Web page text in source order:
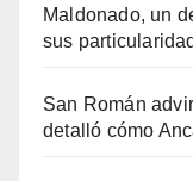
Maldonado, un
sus
San Román
detalló cómo